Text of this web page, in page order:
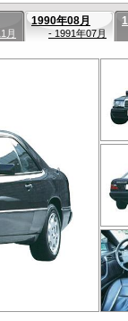
月
1990年08月
- 1991年07月